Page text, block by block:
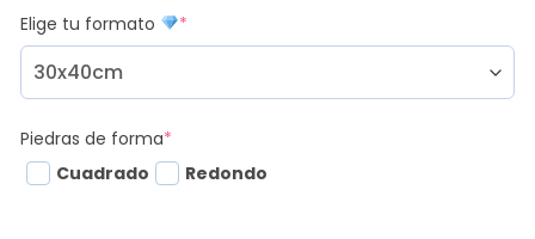
Elige tu formato *
Piedras de forma*
Cuadrado
Redondo